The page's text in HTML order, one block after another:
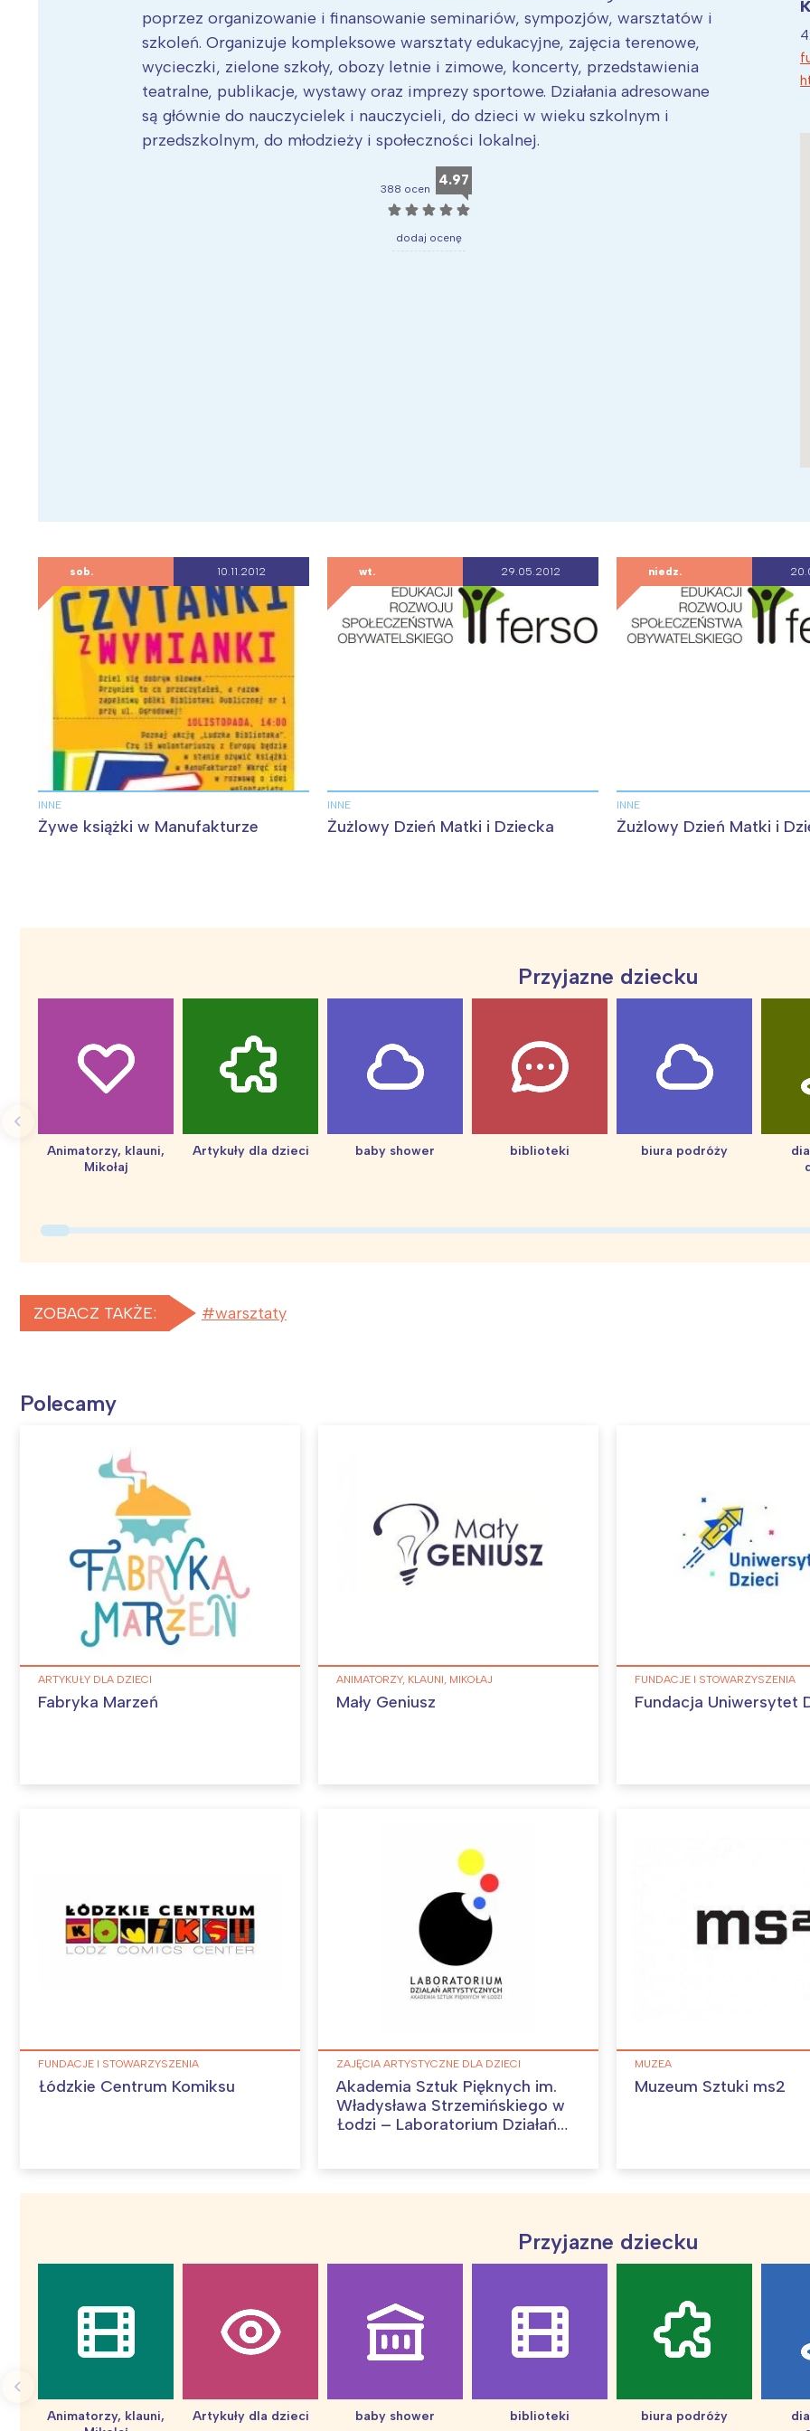
poprzez organizowanie i finansowanie seminariów, sympozjów, warsztatów i
szkoleń. Organizuje kompleksowe warsztaty edukacyjne, zajęcia terenowe,
wycieczki, zielone szkoły, obozy letnie i zimowe, koncerty, przedstawienia
teatralne, publikacje, wystawy oraz imprezy sportowe. Działania adresowane
są głównie do nauczycielek i nauczycieli, do dzieci w wieku szkolnym i
przedszkolnym, do młodzieży i społeczności lokalnej.
388 ocen
4.97
☆ ☆ ☆ ☆ ☆
dodaj ocenę
sob. 10.11.2012
INNE
Żywe książki w Manufakturze
wt. 29.05.2012
INNE
Żużlowy Dzień Matki i Dziecka
niedz.
INNE
Żużlowy Dzień Matki i
Przyjazne dziecku
Animatorzy, klauni,
Mikołaj
Artykuły dla dzieci baby shower biblioteki biura podróży
ZOBACZ TAKŻE: warsztaty
Polecamy
ARTYKUŁY DLA DZIECI
Fabryka Marzeń
ANIMATORZY, KLAUNI, MIKOŁAJ
Mały Geniusz
FUNDACJE I STOWARZYSZENIA
Fundacja Uniwersytet
FUNDACJE I STOWARZYSZENIA
Łódzkie Centrum Komiksu
ZAJĘCIA ARTYSTYCZNE DLA DZIECI
Akademia Sztuk Pięknych im.
Władysława Strzemińskiego w
Łodzi – Laboratorium Działań
MUZEA
Muzeum Sztuki ms2
Przyjazne dziecku
Animatorzy, klauni,
Artykuły dla dzieci baby shower biblioteki biura podróży
Śląsk